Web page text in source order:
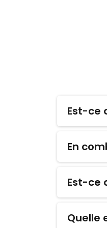
Est-ce
Oui,
En
Tout
normal.
Est-ce
Oui, et
la page
Quelle